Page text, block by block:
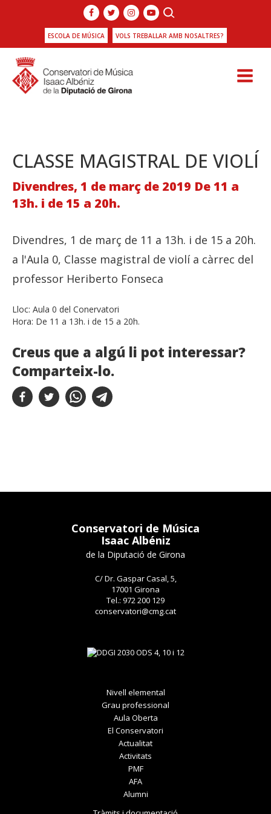
ESCOLA DE MÚSICA VOLS TREBALLAR AMB NOSALTRES?
CLASSE MAGISTRAL DE VIOLÍ
Divendres, 1 de març de 2019 De 11 a
13h. i de 15 a 20h.
Divendres, 1 de març de 11 a 13h. i de 15 a 20h.
a l'Aula 0, Classe magistral de violí a càrrec del
professor Heriberto Fonseca
Lloc: Aula 0 del Conervatori
Hora: De 11 a 13h. i de 15 a 20h.
Creus que a algú li pot interessar?
Comparteix-lo.
Conservatori de Música
Isaac Albéniz
de la Diputació de Girona
C/ Dr. Gaspar Casal, 5,
17001 Girona
Tel.: 972 200 129
conservatori@cmg.cat
Nivell elemental
Grau professional
Aula Oberta
El Conservatori
Actualitat
Activitats
PMF
AFA
Alumni